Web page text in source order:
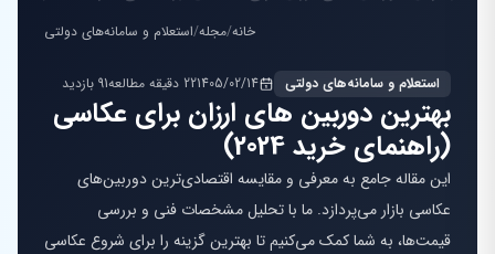
خانه/مجله/استعلام و سامانه‌های دولتی
استعلام و سامانه‌های دولتی 1405/02/1422 دقیقه مطالعه 91 بازدید
بهترین دوربین های ارزان برای عکاسی
(راهنمای خرید 2024)
این مقاله جامع به معرفی و مقایسه اقتصادی‌ترین دوربین‌های
عکاسی بازار می‌پردازد. ما با تحلیل مشخصات فنی و بررسی
قیمت‌ها، به شما کمک می‌کنیم تا بهترین گزینه را برای شروع عکاسی